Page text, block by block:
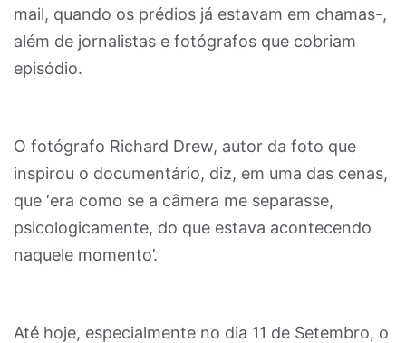
mail, quando os prédios já estavam em chamas-,
além de jornalistas e fotógrafos que cobriam
episódio.
O fotógrafo Richard Drew, autor da foto que
inspirou o documentário, diz, em uma das cenas,
que ‘era como se a câmera me separasse,
psicologicamente, do que estava acontecendo
naquele momento’.
Até hoje, especialmente no dia 11 de Setembro, o